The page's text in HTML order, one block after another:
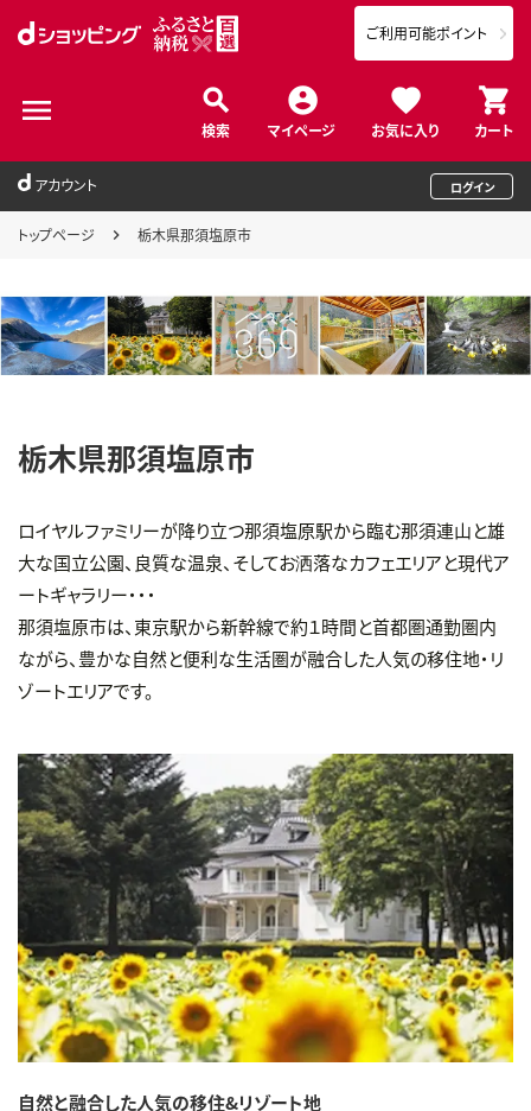
検索 マイページ お気に入り カート
ご利用可能ポイント
アカウント ログイン
トップページ 栃木県那須塩原市
栃木県那須塩原市
ロイヤルファミリーが降り立つ那須塩原駅から臨む那須連山と雄
大な国立公園、良質な温泉、そしてお洒落なカフェエリアと現代ア
ートギャラリー・・・
那須塩原市は、東京駅から新幹線で約１時間と首都圏通勤圏内
ながら、豊かな自然と便利な生活圏が融合した人気の移住地・リ
ゾートエリアです。
自然と融合した人気の移住&リゾート地